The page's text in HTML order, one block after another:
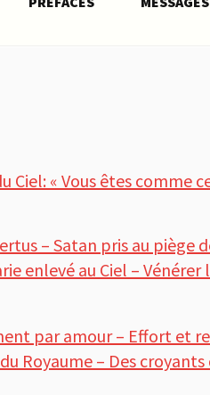
Ciel: « Vous êtes comme
– Satan pris au piège
enlevé au Ciel –
par amour – Effort et
Royaume – Des